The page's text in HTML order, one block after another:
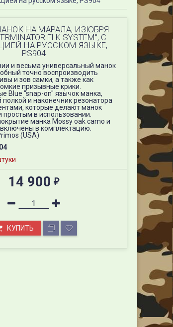
изюбря "Primos Terminator Elk System", с
НА МАРАЛА, ИЗЮБРЯ
ELK SYSTEM", С
НА РУССКОМ ЯЗЫКЕ,
PS904
и весьма универсальный манок
точно воспроизводить
и зов самки, а также как
призывные крики.
Blue "snap-on" язычок манка,
полкой и наконечник резонатора
которые делают манок
в использовании.
манка Mossy oak camo и
в комплектацию.
(USA)
14 900 ₽
КУПИТЬ